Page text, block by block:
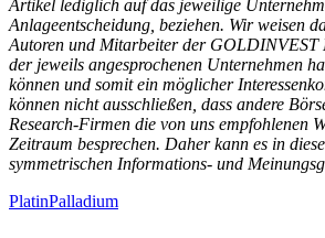
Artikel lediglich auf das jeweilige
Anlageentscheidung, beziehen. Wir weisen
Autoren und Mitarbeiter der GOLDINVEST
der jeweils angesprochenen Unternehmen
können und somit ein möglicher
können nicht ausschließen, dass andere
Research-Firmen die von uns empfohlenen
Zeitraum besprechen. Daher kann es in
symmetrischen Informations- und
PlatinPalladium